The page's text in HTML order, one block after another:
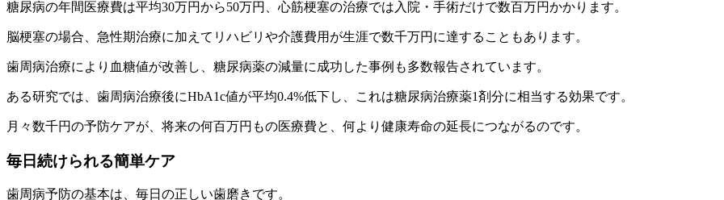
糖尿病の年間医療費は平均30万円から50万円、心筋梗塞の治療では入院・手術だけで数百万円かかります。
脳梗塞の場合、急性期治療に加えてリハビリや介護費用が生涯で数千万円に達することもあります。
歯周病治療により血糖値が改善し、糖尿病薬の減量に成功した事例も多数報告されています。
ある研究では、歯周病治療後にHbA1c値が平均0.4%低下し、これは糖尿病治療薬1剤分に相当する効果です。
月々数千円の予防ケアが、将来の何百万円もの医療費と、何より健康寿命の延長につながるのです。
毎日続けられる簡単ケア
歯周病予防の基本は、毎日の正しい歯磨きです。